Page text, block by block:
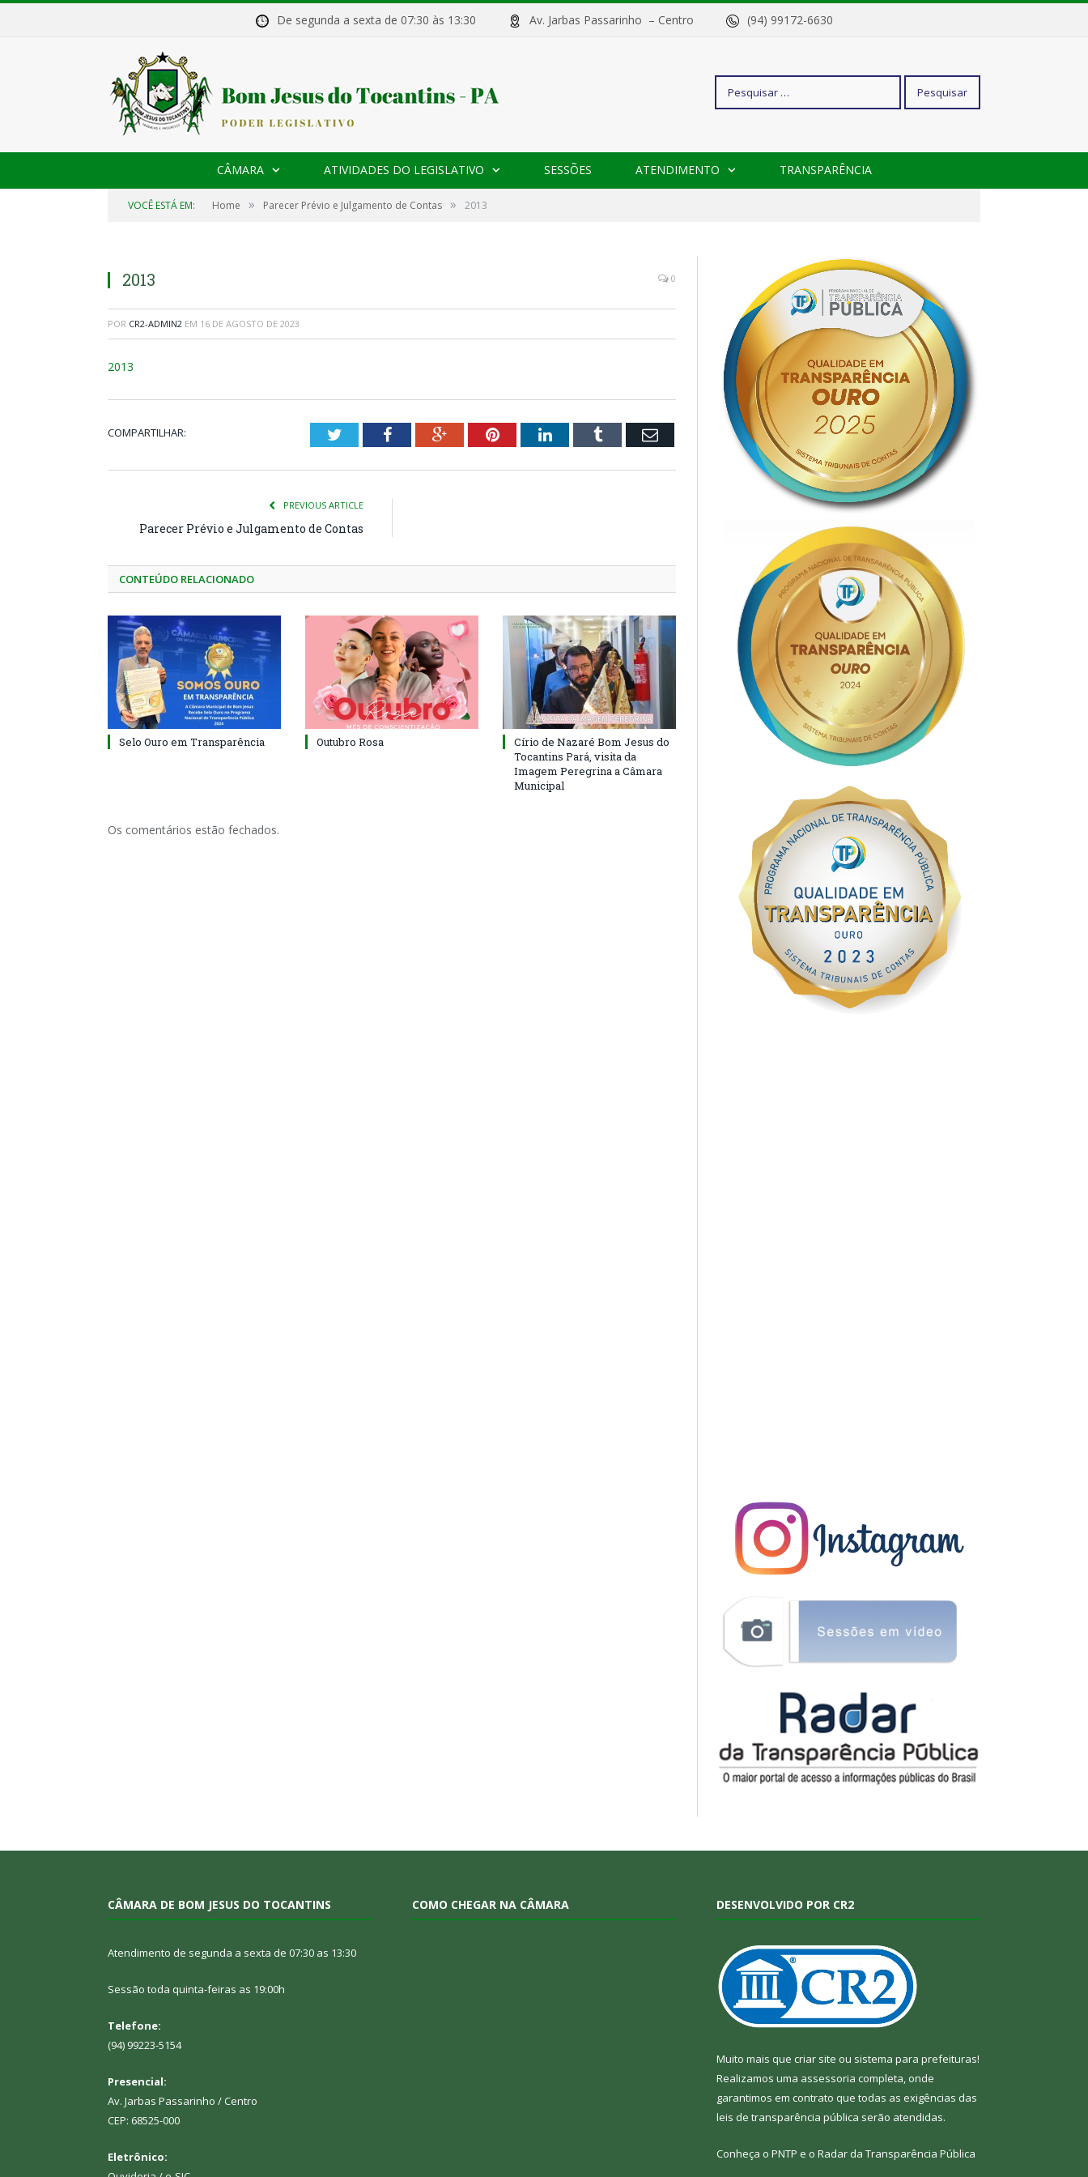
De segunda a sexta de 07:30 às 13:30 Av. Jarbas Passarinho – Centro (94) 99172-6630
Pesquisar
CÂMARA ATIVIDADES DO LEGISLATIVO SESSÕES ATENDIMENTO TRANSPARÊNCIA
VOCÊ ESTÁ EM: Home » Parecer Prévio e Julgamento de Contas » 2013
2013 0
POR CR2-ADMIN2 EM 16 DE AGOSTO DE 2023
2013
COMPARTILHAR: TwitterFacebookGoogle+PinterestLinkedInTumblr Email
PREVIOUS ARTICLE
Parecer Prévio e Julgamento de Contas
CONTEÚDO RELACIONADO
Selo Ouro em Transparência Outubro Rosa
Círio de Nazaré Bom Jesus do
Tocantins Pará, visita da
Imagem Peregrina a Câmara
Municipal
Os comentários estão fechados.
CÂMARA DE BOM JESUS DO TOCANTINS
Atendimento de segunda a sexta de 07:30 as 13:30
Sessão toda quinta-feiras as 19:00h
Telefone:
(94) 99223-5154
Presencial:
Av. Jarbas Passarinho / Centro
CEP: 68525-000
Eletrônico:
COMO CHEGAR NA CÂMARA DESENVOLVIDO POR CR2
Muito mais que criar site ou sistema para prefeituras!
Realizamos uma assessoria completa, onde
garantimos em contrato que todas as exigências das
leis de transparência pública serão atendidas.
Conheça o PNTP e o Radar da Transparência Pública